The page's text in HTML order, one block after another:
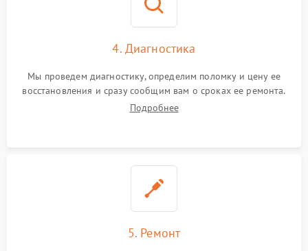
4. Диагностика
Мы проведем диагностику, определим поломку и цену ее
восстановления и сразу сообщим вам о сроках ее ремонта.
Подробнее
5. Ремонт